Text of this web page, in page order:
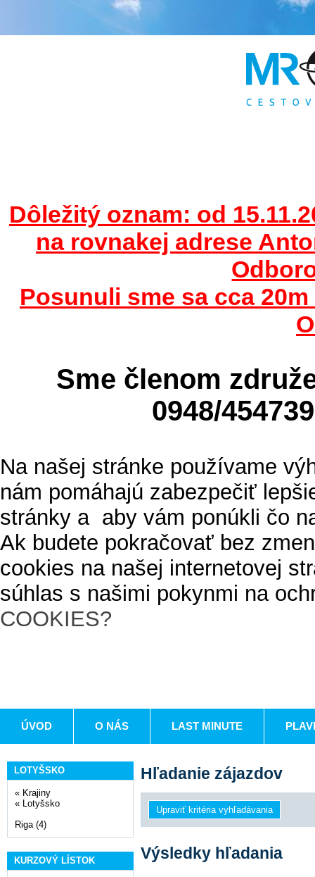
Dôležitý oznam: od
na rovnakej adrese
Posunuli sme sa cca
Sme členom
0948/
Na našej stránke používame
nám pomáhajú zabezpečiť
stránky a aby vám ponúkli čo
Ak budete pokračovať bez
cookies na našej internetovej
súhlas s našimi pokynmi na
COOKIES?
ÚVOD O NÁS LAST MINUTE
LOTYŠSKO
« Krajiny
« Lotyšsko
Riga (4)
KURZOVÝ LÍSTOK
Hľadanie zájazdov
Výsledky hľadania